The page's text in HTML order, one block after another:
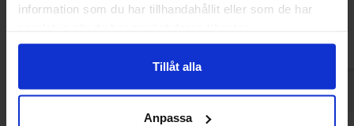
information som du har tillhandahållit eller som de har
Tillåt alla
Anpassa
Kjøp